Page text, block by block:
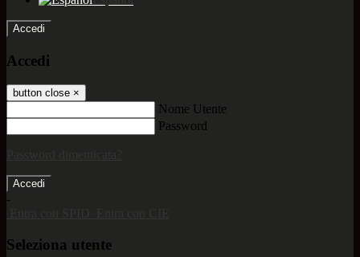
Accedi
Accedi
button close ×
Nome Utente
Password
-
Seleziona utente